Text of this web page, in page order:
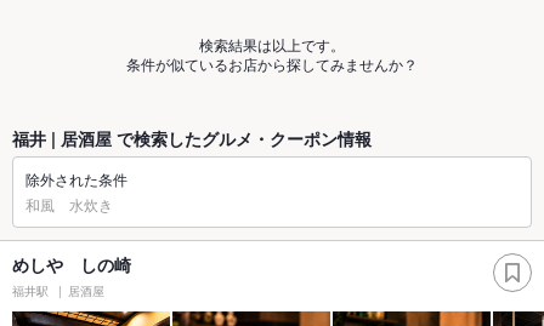
検索結果は以上です。
条件が似ているお店から探してみませんか？
福井 | 居酒屋 で検索したグルメ・クーポン情報
除外された条件
和風 水炊き
めしや しの崎
福井駅 居酒屋